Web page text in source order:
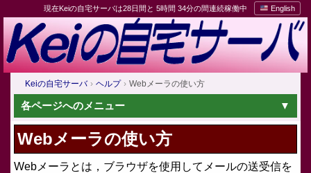
現在Keiの自宅サーバは28日間と 5時間 34分の間連続稼働中 English
Keiの自宅サーバ ヘルプ Webメーラの使い方
各ページへのメニュー
Webメーラの使い方
Webメーラとは，ブラウザを使用してメールの送受信を